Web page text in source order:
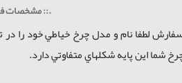
.:: مشخصات
لطفا نام و مدل چرخ خياطي خود را در
شما اين پايه شكلهاي متفاوتي دارد.